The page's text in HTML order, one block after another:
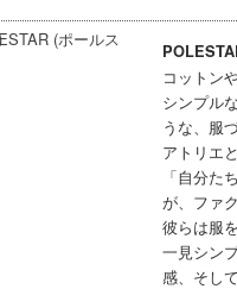
コットン
シンプル
うな、服
アトリエ
「自分た
が、ファ
彼らは服
一見シン
感、そし